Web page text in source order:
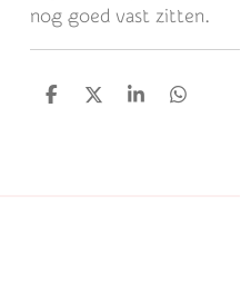
nog goed vast zitten.
D
D
S
D